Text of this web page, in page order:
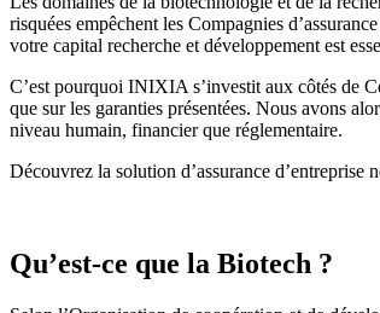
risquées empêchent les Compagnies
votre capital recherche et développement est
C’est pourquoi INIXIA s’investit aux côtés de
que sur les garanties présentées. Nous avons
niveau humain, financier que réglementaire.
Découvrez la solution d’assurance d’entreprise
Qu’est-ce que la Biotech ?